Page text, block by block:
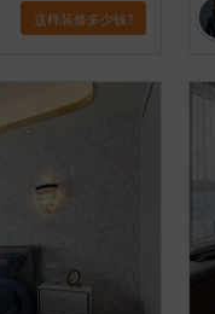
这样装修多少钱?